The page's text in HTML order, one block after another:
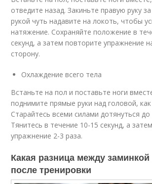
отведите назад. Закиньте правую руку
рукой чуть надавите на локоть, чтобы
натяжение. Сохраняйте положение в
секунд, а затем повторите упражнение
сторону.
Охлаждение всего тела
Встаньте на пол и поставьте ноги
поднимите прямые руки над головой,
Старайтесь всеми силами дотянуться до
Тянитесь в течение 10-15 секунд, а
упражнение 2-3 раза.
Какая разница между
после тренировки